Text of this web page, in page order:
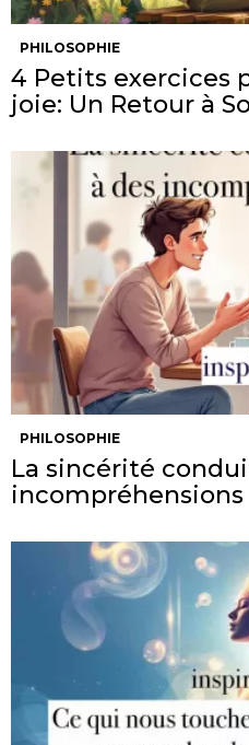
PHILOSOPHIE
4 Petits exercices
joie: Un Retour à
PHILOSOPHIE
La sincérité
incompréhensions